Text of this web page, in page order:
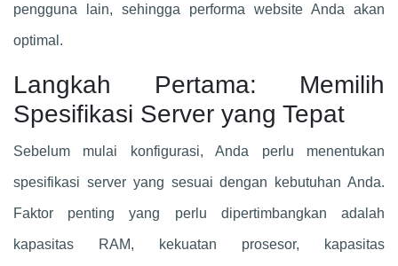
pengguna lain, sehingga performa website Anda akan
optimal.
Langkah Pertama: Memilih
Spesifikasi Server yang Tepat
Sebelum mulai konfigurasi, Anda perlu menentukan
spesifikasi server yang sesuai dengan kebutuhan Anda.
Faktor penting yang perlu dipertimbangkan adalah
kapasitas RAM, kekuatan prosesor, kapasitas